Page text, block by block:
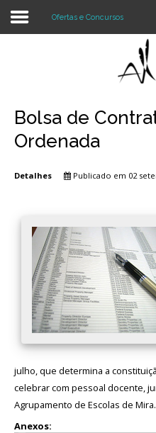
Register
Notícias
Projetos
Contactos
Ofertas e Concursos
Bolsa de
Ordenada
Detalhes Publicado em 02
julho, que determina a
celebrar com pessoal docente,
Agrupamento de Escolas de Mira.
Anexos: